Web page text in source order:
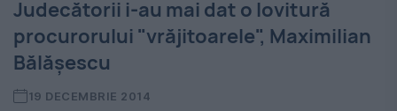
Judecătorii i-au mai dat o lovitură
procurorului "vrăjitoarele", Maximilian
Bălășescu
19 DECEMBRIE 2014